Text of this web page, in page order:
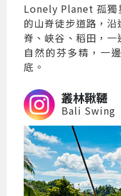
Lonely Planet 孤獨
的山脊徒步道路，
脊、峽谷、稻田，
自然的芬多精，一
底。
叢林鞦韆
Bali Swing